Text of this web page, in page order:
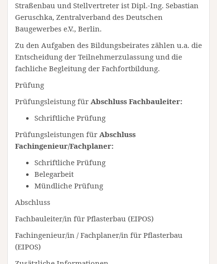
Straßenbau und Stellvertreter ist Dipl.-Ing. Sebastian
Geruschka, Zentralverband des Deutschen
Baugewerbes e.V., Berlin.
Zu den Aufgaben des Bildungsbeirates zählen u.a. die
Entscheidung der Teilnehmerzulassung und die
fachliche Begleitung der Fachfortbildung.
Prüfung
Prüfungsleistung für Abschluss Fachbauleiter:
Schriftliche Prüfung
Prüfungsleistungen für Abschluss
Fachingenieur/Fachplaner:
Schriftliche Prüfung
Belegarbeit
Mündliche Prüfung
Abschluss
Fachbauleiter/in für Pflasterbau (EIPOS)
Fachingenieur/in / Fachplaner/in für Pflasterbau
(EIPOS)